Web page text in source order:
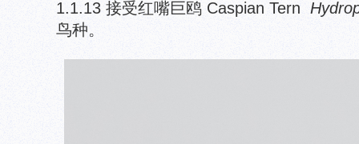
1.1.13 接受红嘴巨鸥 Caspian Tern
鸟种。